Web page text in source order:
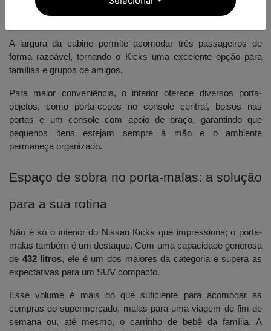
generosos, garantindo que mesmo adultos de estatura mais alta
A largura da cabine permite acomodar três passageiros de
forma razoável, tornando o Kicks uma excelente opção para
famílias e grupos de amigos.
Para maior conveniência, o interior oferece diversos porta-
objetos, como porta-copos no console central, bolsos nas
portas e um console com apoio de braço, garantindo que
pequenos itens estejam sempre à mão e o ambiente
permaneça organizado.
Espaço de sobra no porta-malas: a solução
para a sua rotina
Não é só o interior do Nissan Kicks que impressiona; o porta-
malas também é um destaque. Com uma capacidade generosa
de 432 litros, ele é um dos maiores da categoria e supera as
expectativas para um SUV compacto.
Esse volume é mais do que suficiente para acomodar as
compras do supermercado, malas para uma viagem de fim de
semana ou, até mesmo, o carrinho de bebê da família. A